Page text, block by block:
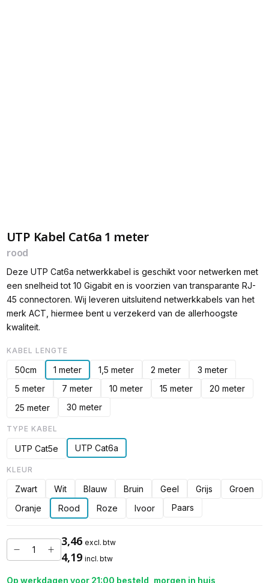
UTP Kabel Cat6a 1 meter
rood
Deze UTP Cat6a netwerkkabel is geschikt voor netwerken met
een snelheid tot 10 Gigabit en is voorzien van transparante RJ-
45 connectoren. Wij leveren uitsluitend netwerkkabels van het
merk ACT, hiermee bent u verzekerd van de allerhoogste
kwaliteit.
KABEL LENGTE
50cm 1 meter 1,5 meter 2 meter
3 meter
5 meter
7 meter 10 meter 15 meter
20 meter
25 meter
30 meter
TYPE KABEL
UTP Cat5e UTP Cat6a
KLEUR
Zwart Wit Blauw Bruin Geel Grijs
Groen
Oranje
Rood Roze Ivoor Paars
3,46 excl. btw
4,19 incl. btw
Op werkdagen voor 21:00 besteld, morgen in huis